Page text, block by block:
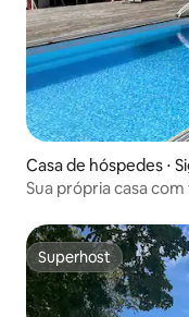
Casa de hóspedes ⋅
Sua própria casa
Superhost
Superhost